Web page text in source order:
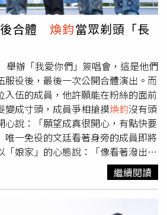
供）入伍後，哲言、子翔和佳辰也在
間向家人及公司報平安，由於後續
會回覆工作事項。海軍陸戰隊的哲
到的前幾天都在進行鍜鍊，他樂在
man的回來！」晚了幾天報到的子翔
活，兩人笑說：「我們是大學同
兵也同梯，真的很有緣。」身為入伍
他在軍中樂活的小撇步，提醒成員注
時愛挑食，在營中竟然沒有這個問
好挑食的症頭！」預計在4個月後才
搶手程度不減反增，詢問度爆棚，從
到節目製作單位，全都在問他們的退
爭取到他們回歸後的第一次合體登場
戰隊。（圖／索尼音樂提供）
合體 煥鈞當眾剃頭「長
舉辦「我愛你們」簽唱會，這是他們
服役後，最後一次公開合體演出。而
入伍的成員，他許願能在粉絲的面前
變成寸頭，成員爭相搶摸煥鈞沒有頭
心說：「願望成真很開心，有點快要
唯一免役的文廷看著身旁的成員即將
「娘家」的心態說：「像看著潑出去
捨，更希望他們一切平安順利。希望
巨人浩克一樣壯碩，可以把我抬起來
「入伍包」，打趣表示自己一時手
繼續閱讀